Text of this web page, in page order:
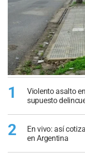
1
Violento asalto
supuesto
2
En vivo: así
en Argentina